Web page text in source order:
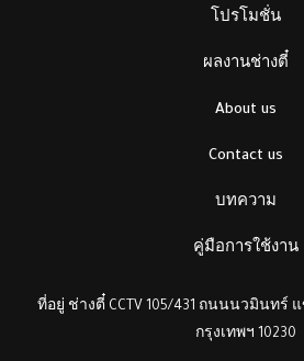
โปรโมชั่น
ผลงานช่างตี๋
About us
Contact us
บทความ
คู่มือการใช้งาน
ที่อยู่ ช่างตี๋ CCTV 105/431 ถนนนวมินทร์
กรุงเทพฯ 10230